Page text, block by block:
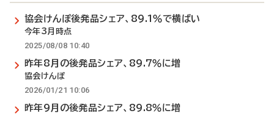
協会けんぽ後発品シェア、89.1％で横ばい
今年3月時点
2025/08/08 10:40
昨年8月の後発品シェア、89.7％に増
協会けんぽ
2026/01/21 10:06
昨年9月の後発品シェア、89.8％に増